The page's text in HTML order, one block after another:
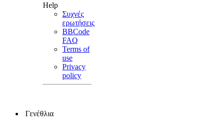
Help
Συχνές
ερωτήσεις
BBCode
FAQ
Terms of
use
Privacy
policy
Γενέθλια